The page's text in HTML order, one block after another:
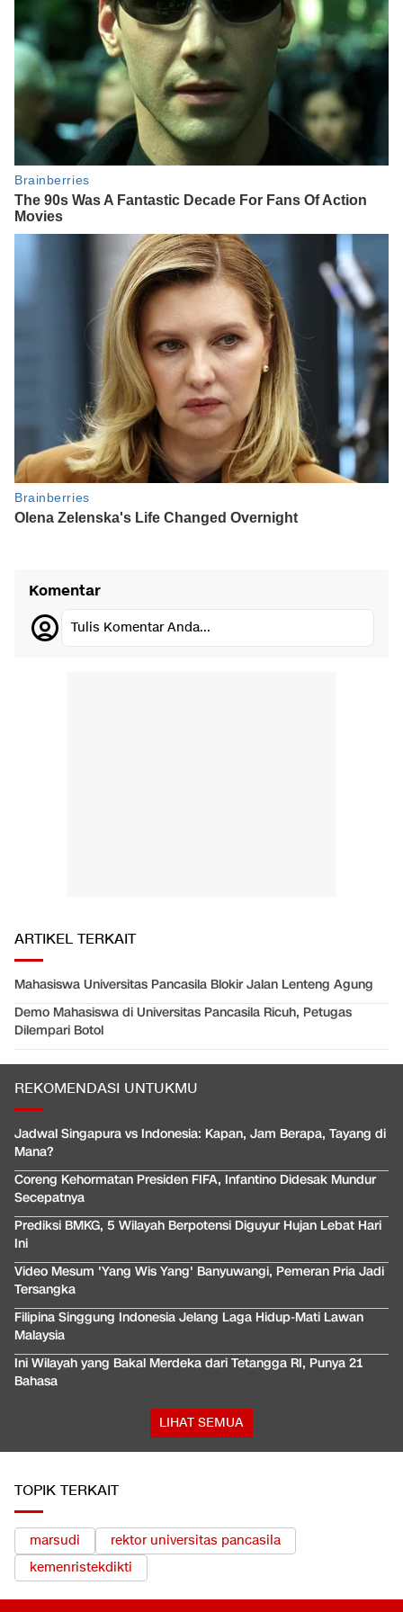
Komentar
Tulis Komentar Anda...
ARTIKEL TERKAIT
Mahasiswa Universitas Pancasila Blokir Jalan Lenteng Agung
Demo Mahasiswa di Universitas Pancasila Ricuh, Petugas
Dilempari Botol
REKOMENDASI UNTUKMU
Jadwal Singapura vs Indonesia: Kapan, Jam Berapa, Tayang di
Mana?
Coreng Kehormatan Presiden FIFA, Infantino Didesak Mundur
Secepatnya
Prediksi BMKG, 5 Wilayah Berpotensi Diguyur Hujan Lebat Hari
Ini
Video Mesum 'Yang Wis Yang' Banyuwangi, Pemeran Pria Jadi
Tersangka
Filipina Singgung Indonesia Jelang Laga Hidup-Mati Lawan
Malaysia
Ini Wilayah yang Bakal Merdeka dari Tetangga RI, Punya 21
Bahasa
LIHAT SEMUA
TOPIK TERKAIT
marsudi
rektor universitas pancasila
kemenristekdikti